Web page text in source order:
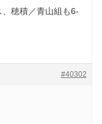
穂積／青山組も6-
#40302